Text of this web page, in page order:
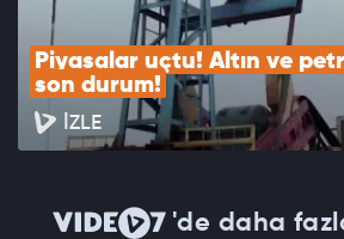
Piyasalar uçtu! Altın ve
son durum!
İZLE
'de daha